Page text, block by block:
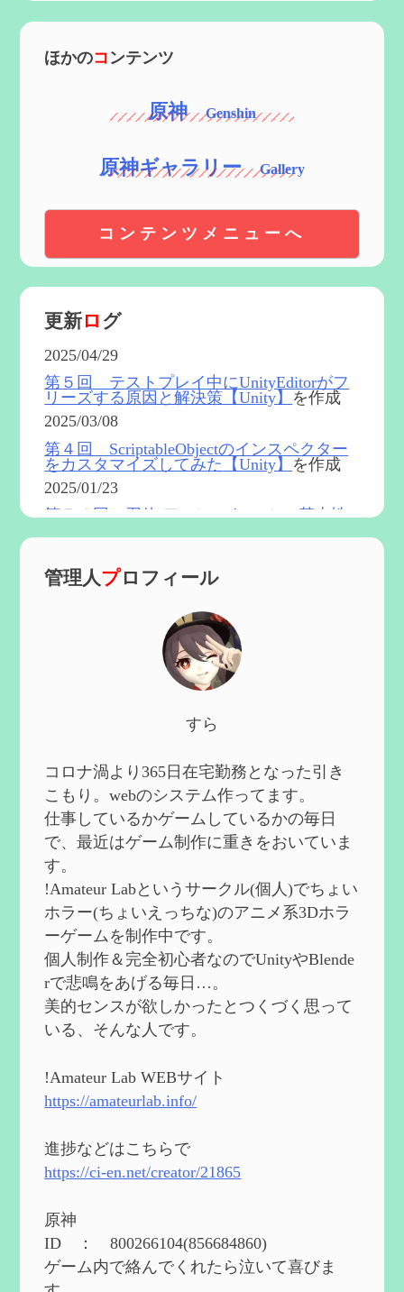
ほかのコ ンテンツ
原神
原神ギャラリー
コンテンツメニューへ
更新ロ グ
2025/04/29
第５回 テストプレイ中にUnityEditorがフ
リーズする原因と解決策【Unity】 を作成
2025/03/08
第４回 ScriptableObjectのインスペクター
をカスタマイズしてみた【Unity】 を作成
2025/01/23
第５４回 召使(アルレッキーノ)の基本性
第６０回 炎神マーヴィカの性能、探索に
第５９回 アチーブメント「対決者・２」
を作成
第５８回 集敵以外のすべてを持ってしま
ったサポーターシロネンの解説【2凸ま
2024/09/02
第５７回 アチーブメント「対決者・１」
を手に入れたい
を作成
2024/09/02
第５６回 ムアラニの簡易解説と使用感な
ど【0~1凸】
2024/08/11
第５５回 【無凸無モチ】エミリエを使っ
てみた感想を作成
2024/06/26
第４９回 フリーナの簡易性能紹介とテン
ションについての検証を更新
2024/05/12
能と3凸までを更新
2024/05/11
eを3BBB化してみた
2024/04/26
2024/04/03
第４８回 ヌヴィレットの性能と凸比較
更新
管理人プロフィール
すら
コロナ渦より365日在宅勤務となった引き
こもり。webのシステム作ってます。
仕事しているかゲームしているかの毎日
で、最近はゲーム制作に重きをおいていま
す。
!Amateur Labというサークル(個人)でちょい
ホラー(ちょいえっちな)のアニメ系3Dホラ
ーゲームを制作中です。
個人制作＆完全初心者なのでUnityやBlende
rで悲鳴をあげる毎日…。
美的センスが欲しかったとつくづく思って
いる、そんな人です。
!Amateur Lab WEBサイト
https://amateurlab.info/
進捗などはこちらで
https://ci-en.net/creator/21865
原神
ID ： 800266104(856684860)
ゲーム内で絡んでくれたら泣いて喜びま